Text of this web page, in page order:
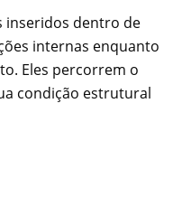
inseridos dentro de
internas enquanto
Eles percorrem o
condição estrutural